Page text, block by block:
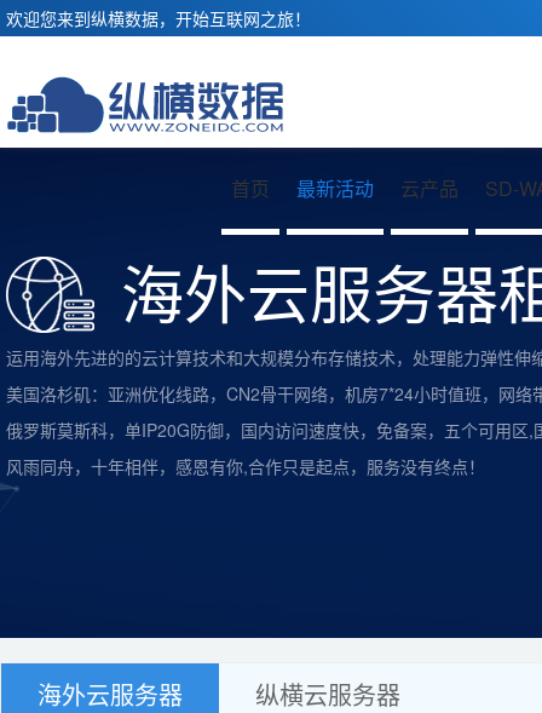
欢迎您来到纵横数据，开始互联网之旅！
首页 最新活动 云产品 SD-
海外云服务器
运用海外先进的的云计算技术和大规模分布存储技术，处理能力弹性伸
美国洛杉矶：亚洲优化线路，CN2骨干网络，机房7*24小时值班，网络
俄罗斯莫斯科，单IP20G防御，国内访问速度快，免备案，五个可用区
风雨同舟，十年相伴，感恩有你,合作只是起点，服务没有终点！
海外云服务器 纵横云服务器